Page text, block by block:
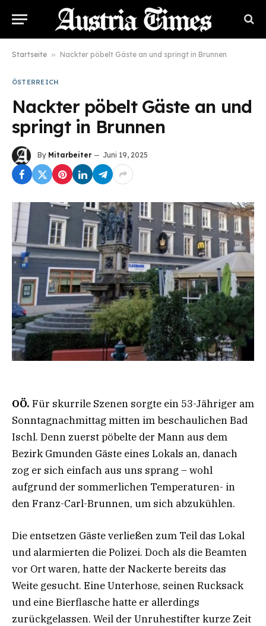
Startseite » Nackter pöbelt Gäste an und springt in Brunnen
ÖSTERREICH
Nackter pöbelt Gäste an und
springt in Brunnen
By Mitarbeiter Juni 19, 2025
OÖ. Für skurrile Szenen sorgte ein 53-Jähriger am
Sonntagnachmittag mitten im beschaulichen Bad
Ischl. Denn zuerst pöbelte der Mann aus dem
Bezirk Gmunden Gäste eines Lokals an, danach
zog er sich einfach aus uns sprang – wohl
aufgrund der sommerlichen Temperaturen- in
den Franz-Carl-Brunnen, um sich abzukühlen.
Die entsetzen Gäste verließen zum Teil das Lokal
und alarmierten die Polizei. Doch als die Beamten
vor Ort waren, hatte der Nackerte bereits das
Weite gesucht. Eine Unterhose, seinen Rucksack
und eine Bierflasche hatte er allerdings
zurückgelassen. Weil der Unruhestifter kurze Zeit